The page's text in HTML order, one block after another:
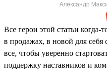
Александр
Все герои этой статьи
в продажах, в новой для
все, чтобы уверенно
поддержку наставников и